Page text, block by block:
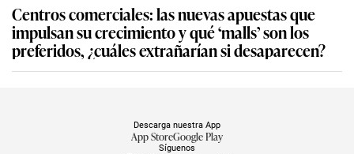
Centros comerciales: las nuevas apuestas que
impulsan su crecimiento y qué ‘malls’ son los
preferidos, ¿cuáles extrañarían si desaparecen?
Síguenos
Descarga nuestra App
App StoreGoogle Play